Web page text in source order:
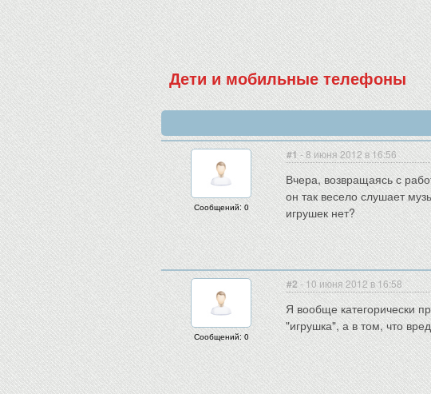
Дети и мобильные телефоны
Сообщений: 0
#1- 8 июня 2012 в 16:56
Вчера, возвращаясь с
он так весело слушает
игрушек нет?
Сообщений: 0
#2- 10 июня 2012 в 16:58
Я вообще категорически
"игрушка", а в том, что